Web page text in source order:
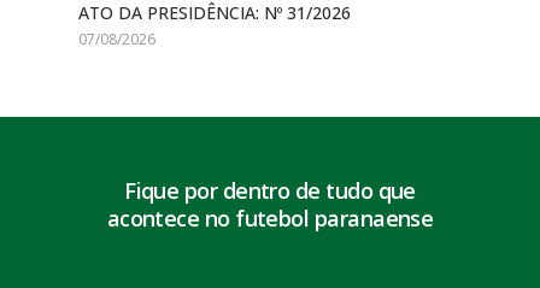
ATO DA PRESIDÊNCIA: Nº 31/2026
07/08/2026
Fique por dentro de tudo que
acontece no futebol paranaense